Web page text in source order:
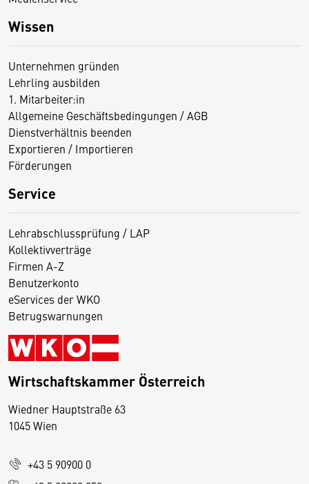
Wissen
Unternehmen gründen
Lehrling ausbilden
1. Mitarbeiter:in
Allgemeine Geschäftsbedingungen / AGB
Dienstverhältnis beenden
Exportieren / Importieren
Förderungen
Service
Lehrabschlussprüfung / LAP
Kollektivverträge
Firmen A-Z
Benutzerkonto
eServices der WKO
Betrugswarnungen
Wirtschaftskammer Österreich
Wiedner Hauptstraße 63
1045 Wien
+43 5 90900 0
D
s